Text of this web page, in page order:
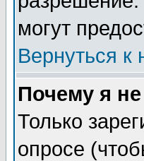
могут
Вернуться к
Почему я
Только
опросе